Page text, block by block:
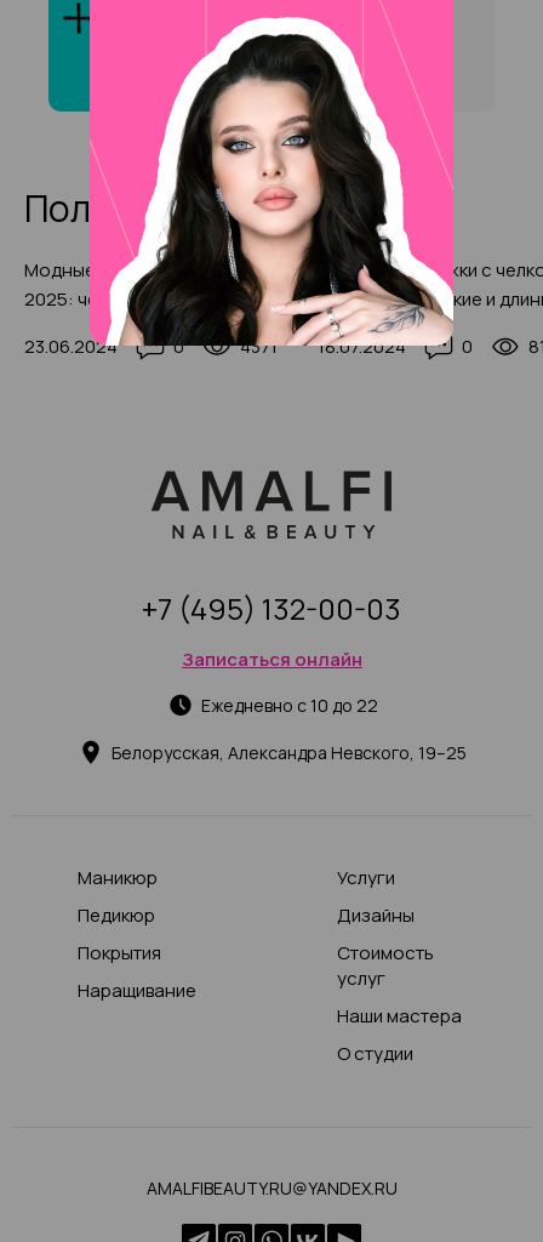
Клиенты обычно довольны
услугой «Архитектура
бровей»?
Полезные статьи
Модные женские стрижки
2025: чем радует и шокирует
сезон (с фото-примерами)
23.06.2024 0 4371
Стильные стрижки с
средние, короткие и
волосы: модные
2025 с фото-примерами
18.07.2024 0
Белорусская, Александра Невского, 19–25
Ежедневно с 10 до 22
Записаться онлайн
+7 (495) 132-00-03
Маникюр
Педикюр
Покрытия
Наращивание
Услуги
Дизайны
Стоимость
услуг
Наши мастера
О студии
AMALFIBEAUTY.RU@YANDEX.RU